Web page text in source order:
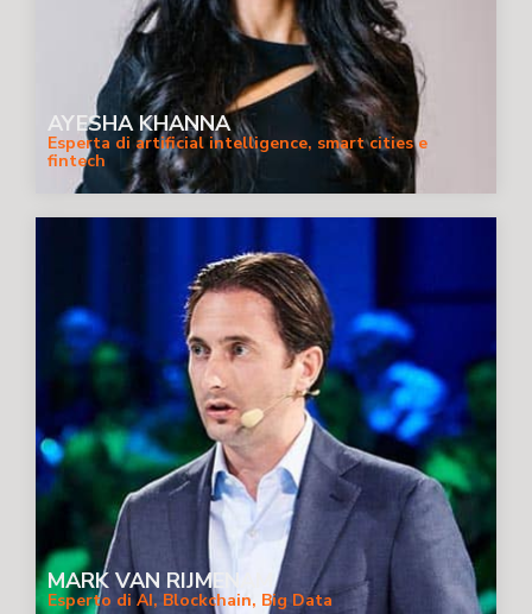
AYESHA KHANNA
Esperta di artificial intelligence, smart cities e
fintech
MARK VAN RIJMENAM
Esperto di AI, Blockchain, Big Data